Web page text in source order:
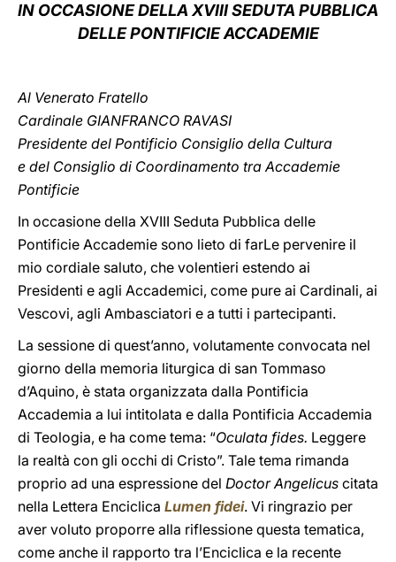
中文
LATINE
IN OCCASIONE DELLA XVIII SEDUTA PUBBLICA
DELLE PONTIFICIE ACCADEMIE
Al Venerato Fratello
Cardinale GIANFRANCO RAVASI
Presidente del Pontificio Consiglio della Cultura
e del Consiglio di Coordinamento tra Accademie
Pontificie
In occasione della XVIII Seduta Pubblica delle
Pontificie Accademie sono lieto di farLe pervenire il
mio cordiale saluto, che volentieri estendo ai
Presidenti e agli Accademici, come pure ai Cardinali, ai
Vescovi, agli Ambasciatori e a tutti i partecipanti.
La sessione di quest’anno, volutamente convocata nel
giorno della memoria liturgica di san Tommaso
d’Aquino, è stata organizzata dalla Pontificia
Accademia a lui intitolata e dalla Pontificia Accademia
di Teologia, e ha come tema: “Oculata fides. Leggere
la realtà con gli occhi di Cristo”. Tale tema rimanda
proprio ad una espressione del Doctor Angelicus citata
nella Lettera Enciclica Lumen fidei. Vi ringrazio per
aver voluto proporre alla riflessione questa tematica,
come anche il rapporto tra l’Enciclica e la recente